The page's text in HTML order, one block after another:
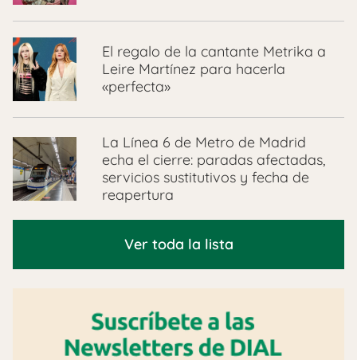
El regalo de la cantante Metrika a
Leire Martínez para hacerla
«perfecta»
La Línea 6 de Metro de Madrid
echa el cierre: paradas afectadas,
servicios sustitutivos y fecha de
reapertura
Ver toda la lista